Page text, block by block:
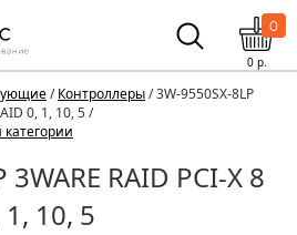
0
0р.
/Контроллеры/ 3W-9550SX-8LP
0, 1, 10, 5 /
RAID PCI-X 8
1, 10, 5